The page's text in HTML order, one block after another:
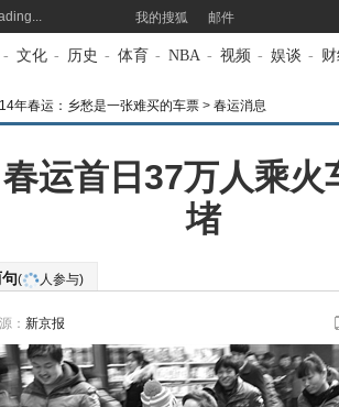
我的搜狐 邮件
- 文化 - 历史 - 体育 - NBA - 视频 - 娱谈 -
年春运：乡愁是一张难买的车票 > 春运消息
运首日37万人乘火
堵
( 人参与)
： 新京报